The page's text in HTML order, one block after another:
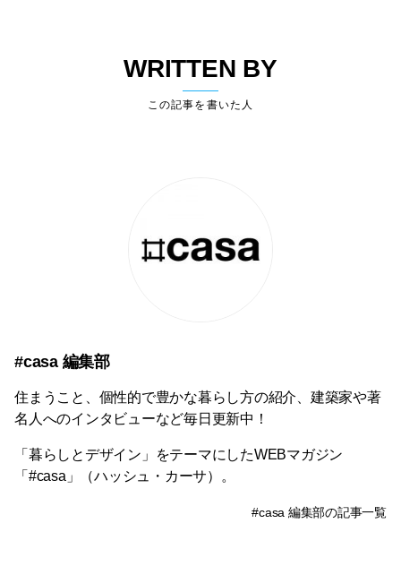
WRITTEN BY
この記事を書いた人
#casa 編集部
住まうこと、個性的で豊かな暮らし方の紹介、建築家や著
名人へのインタビューなど毎日更新中！
「暮らしとデザイン」をテーマにしたWEBマガジン
「#casa」（ハッシュ・カーサ）。
#casa 編集部の記事一覧